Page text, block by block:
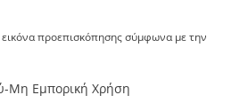
προεπισκόπησης σύμφωνα με την
Μη Εμπορική Χρήση